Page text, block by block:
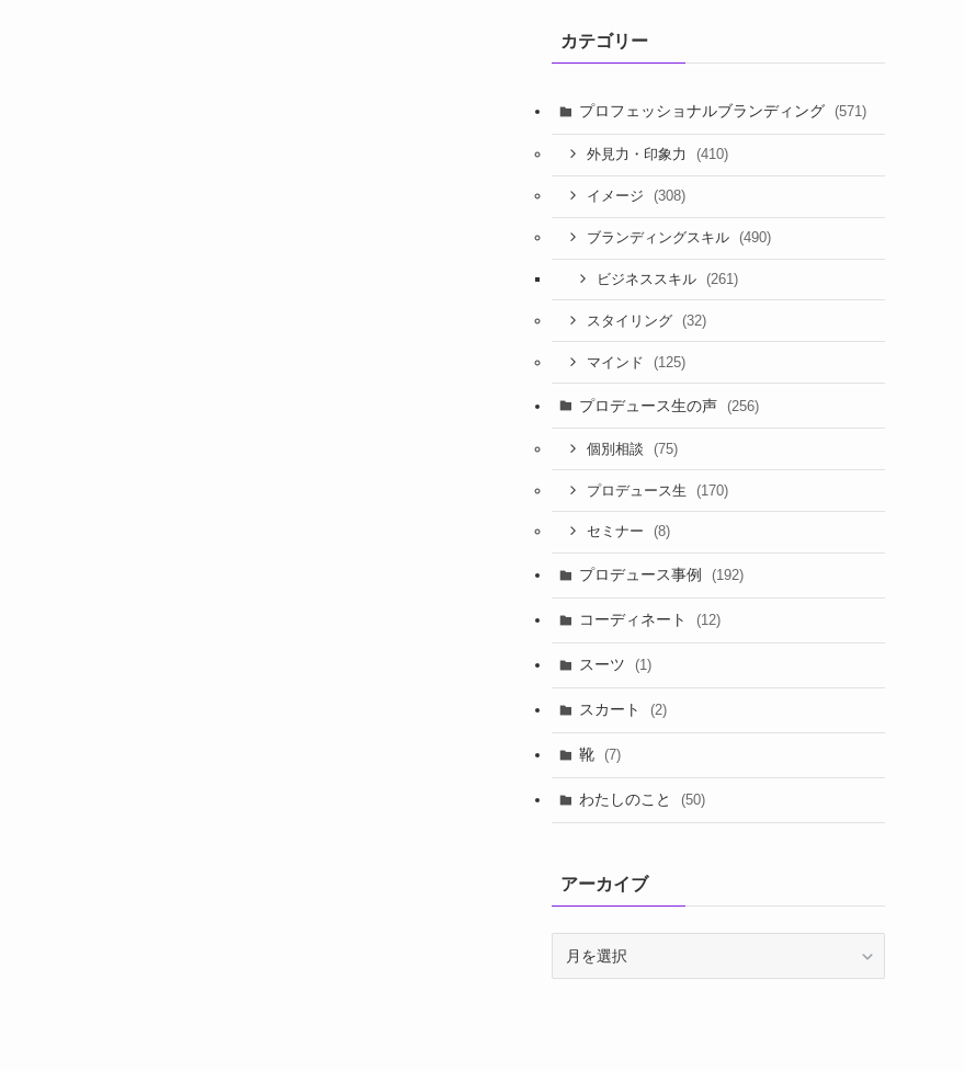
カテゴリー
プロフェッショナルブランディング (571)
外見力・印象力 (410)
イメージ (308)
ブランディングスキル (490)
ビジネススキル (261)
スタイリング (32)
マインド (125)
プロデュース生の声 (256)
個別相談 (75)
プロデュース生 (170)
セミナー (8)
プロデュース事例 (192)
コーディネート (12)
スーツ (1)
スカート (2)
靴 (7)
わたしのこと (50)
アーカイブ